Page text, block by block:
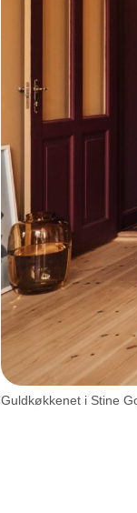
Guldkøkkenet i Stine